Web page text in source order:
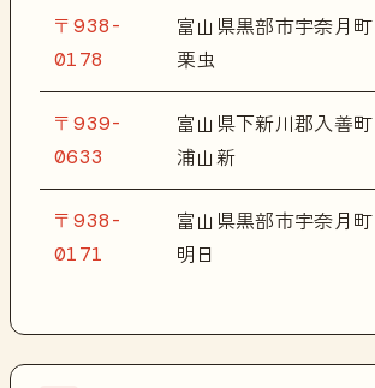
〒938-
0178
富山県黒部市宇奈月町
栗虫
〒939-
0633
富山県下新川郡入善町
浦山新
〒938-
0171
富山県黒部市宇奈月町
明日